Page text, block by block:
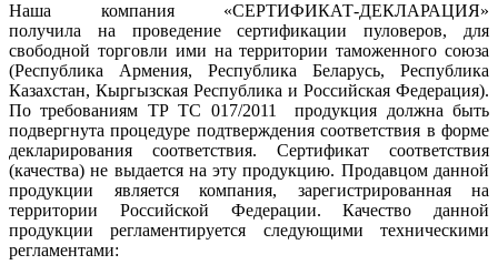
Наша компания «СЕРТИФИКАТ-ДЕКЛАРАЦИЯ»
получила на проведение сертификации пуловеров, для
свободной торговли ими на территории таможенного союза
(Республика Армения, Республика Беларусь, Республика
Казахстан, Кыргызская Республика и Российская Федерация).
По требованиям ТР ТС 017/2011 продукция должна быть
подвергнута процедуре подтверждения соответствия в форме
декларирования соответствия. Сертификат соответствия
(качества) не выдается на эту продукцию. Продавцом данной
продукции является компания, зарегистрированная на
территории Российской Федерации. Качество данной
продукции регламентируется следующими техническими
регламентами: